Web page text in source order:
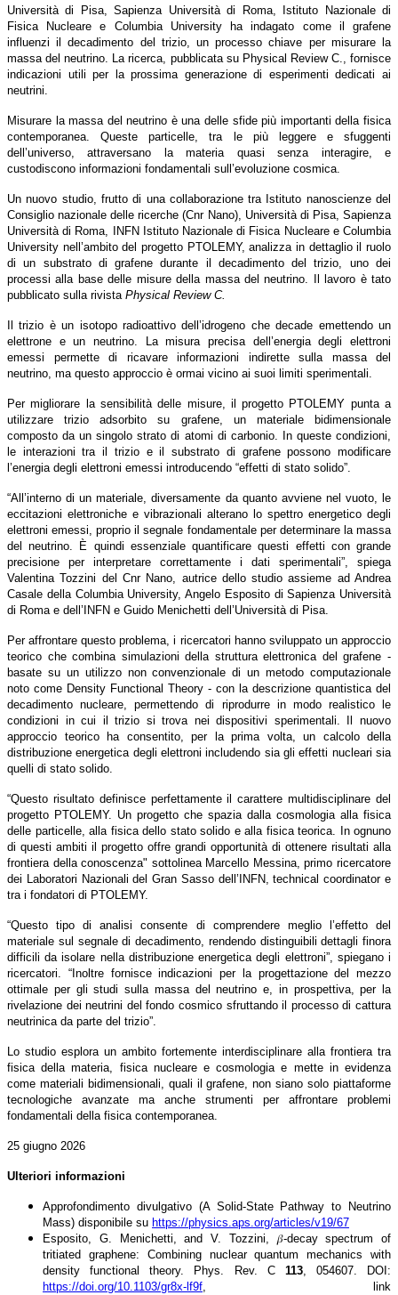
Università di Pisa, Sapienza Università di Roma, Istituto Nazionale di
Fisica Nucleare e Columbia University ha indagato come il grafene
influenzi il decadimento del trizio, un processo chiave per misurare la
massa del neutrino. La ricerca, pubblicata su Physical Review C., fornisce
indicazioni utili per la prossima generazione di esperimenti dedicati ai
neutrini.
Misurare la massa del neutrino è una delle sfide più importanti della fisica
contemporanea. Queste particelle, tra le più leggere e sfuggenti
dell’universo, attraversano la materia quasi senza interagire, e
custodiscono informazioni fondamentali sull’evoluzione cosmica.
Un nuovo studio, frutto di una collaborazione tra Istituto nanoscienze del
Consiglio nazionale delle ricerche (Cnr Nano), Università di Pisa, Sapienza
Università di Roma, INFN Istituto Nazionale di Fisica Nucleare e Columbia
University nell’ambito del progetto PTOLEMY, analizza in dettaglio il ruolo
di un substrato di grafene durante il decadimento del trizio, uno dei
processi alla base delle misure della massa del neutrino. Il lavoro è tato
pubblicato sulla rivista Physical Review C.
Il trizio è un isotopo radioattivo dell’idrogeno che decade emettendo un
elettrone e un neutrino. La misura precisa dell’energia degli elettroni
emessi permette di ricavare informazioni indirette sulla massa del
neutrino, ma questo approccio è ormai vicino ai suoi limiti sperimentali.
Per migliorare la sensibilità delle misure, il progetto PTOLEMY punta a
utilizzare trizio adsorbito su grafene, un materiale bidimensionale
composto da un singolo strato di atomi di carbonio. In queste condizioni,
le interazioni tra il trizio e il substrato di grafene possono modificare
l’energia degli elettroni emessi introducendo “effetti di stato solido”.
“All’interno di un materiale, diversamente da quanto avviene nel vuoto, le
eccitazioni elettroniche e vibrazionali alterano lo spettro energetico degli
elettroni emessi, proprio il segnale fondamentale per determinare la massa
del neutrino. È quindi essenziale quantificare questi effetti con grande
precisione per interpretare correttamente i dati sperimentali”, spiega
Valentina Tozzini del Cnr Nano, autrice dello studio assieme ad Andrea
Casale della Columbia University, Angelo Esposito di Sapienza Università
di Roma e dell’INFN e Guido Menichetti dell’Università di Pisa.
Per affrontare questo problema, i ricercatori hanno sviluppato un approccio
teorico che combina simulazioni della struttura elettronica del grafene -
basate su un utilizzo non convenzionale di un metodo computazionale
noto come Density Functional Theory - con la descrizione quantistica del
decadimento nucleare, permettendo di riprodurre in modo realistico le
condizioni in cui il trizio si trova nei dispositivi sperimentali. Il nuovo
approccio teorico ha consentito, per la prima volta, un calcolo della
distribuzione energetica degli elettroni includendo sia gli effetti nucleari sia
quelli di stato solido.
“Questo risultato definisce perfettamente il carattere multidisciplinare del
progetto PTOLEMY. Un progetto che spazia dalla cosmologia alla fisica
delle particelle, alla fisica dello stato solido e alla fisica teorica. In ognuno
di questi ambiti il progetto offre grandi opportunità di ottenere risultati alla
frontiera della conoscenza" sottolinea Marcello Messina, primo ricercatore
dei Laboratori Nazionali del Gran Sasso dell’INFN, technical coordinator e
tra i fondatori di PTOLEMY.
“Questo tipo di analisi consente di comprendere meglio l’effetto del
materiale sul segnale di decadimento, rendendo distinguibili dettagli finora
difficili da isolare nella distribuzione energetica degli elettroni”, spiegano i
ricercatori. “Inoltre fornisce indicazioni per la progettazione del mezzo
ottimale per gli studi sulla massa del neutrino e, in prospettiva, per la
rivelazione dei neutrini del fondo cosmico sfruttando il processo di cattura
neutrinica da parte del trizio”.
Lo studio esplora un ambito fortemente interdisciplinare alla frontiera tra
fisica della materia, fisica nucleare e cosmologia e mette in evidenza
come materiali bidimensionali, quali il grafene, non siano solo piattaforme
tecnologiche avanzate ma anche strumenti per affrontare problemi
fondamentali della fisica contemporanea.
25 giugno 2026
Ulteriori informazioni
Approfondimento divulgativo (A Solid-State Pathway to Neutrino
Mass) disponibile su https://physics.aps.org/articles/v19/67
Esposito, G. Menichetti, and V. Tozzini, 𝛽-decay spectrum of
tritiated graphene: Combining nuclear quantum mechanics with
density functional theory. Phys. Rev. C 113, 054607. DOI:
https://doi.org/10.1103/gr8x-lf9f, link